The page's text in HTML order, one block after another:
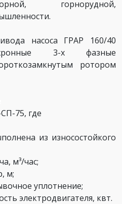
горнорудной,
насоса ГРАР 160/40
3-х фазные
ротором
75, где
из износостойкого
м³/час;
м;
уплотнение;
электродвигателя, квт.